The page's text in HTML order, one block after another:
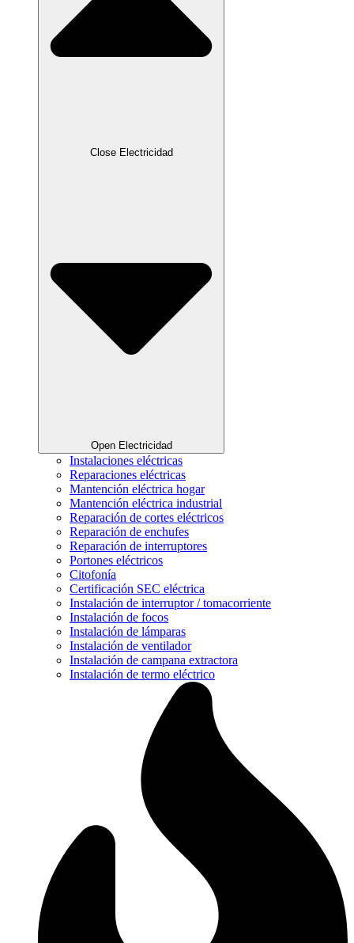
Close Electricidad
Open Electricidad
Instalaciones eléctricas
Reparaciones eléctricas
Mantención eléctrica hogar
Mantención eléctrica industrial
Reparación de cortes eléctricos
Reparación de enchufes
Reparación de interruptores
Portones eléctricos
Citofonía
Certificación SEC eléctrica
Instalación de interruptor / tomacorriente
Instalación de focos
Instalación de lámparas
Instalación de ventilador
Instalación de campana extractora
Instalación de termo eléctrico